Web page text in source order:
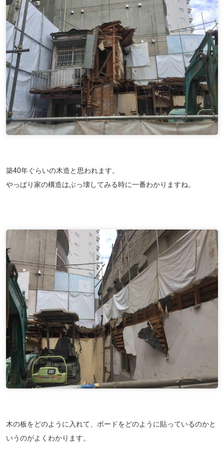
築40年ぐらいの木造と思われます。
やっぱり家の構造はぶっ壊してみる時に一番わかりますね。
木の板をどのように入れて、ボードをどのように貼っているのかと
いうのがよくわかります。